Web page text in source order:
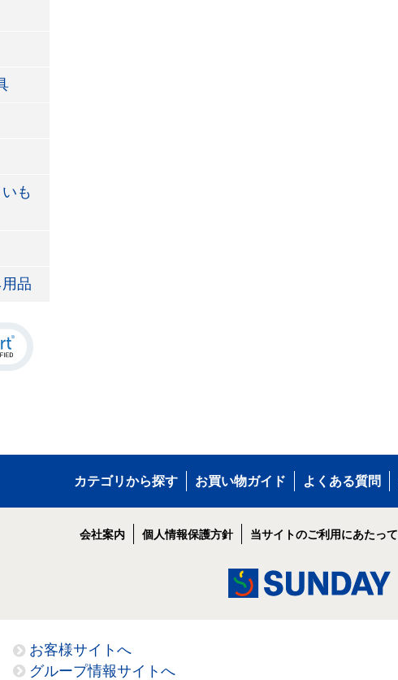
も
品
カテゴリから探す お買い物ガイド よくある質問
会社案内 個人情報保護方針 当サイトのご利用にあたって
お客様サイトへ
グループ情報サイトへ